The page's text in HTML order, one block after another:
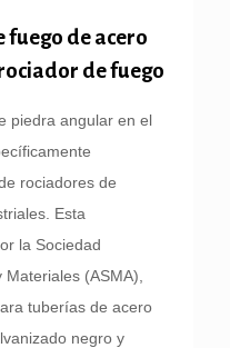
fuego de acero
rociador de fuego
piedra angular en el
rociadores de
Esta
la Sociedad
(ASMA),
tuberías de acero
negro y